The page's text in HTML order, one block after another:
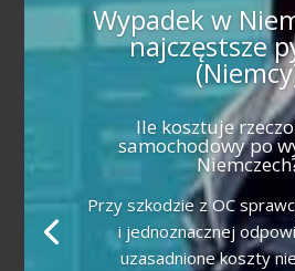
Wypadek w
najczęstsze
Ile kosztuje
samochodowy po
Przy szkodzie z OC
i jednoznacznej
uzasadnione koszty